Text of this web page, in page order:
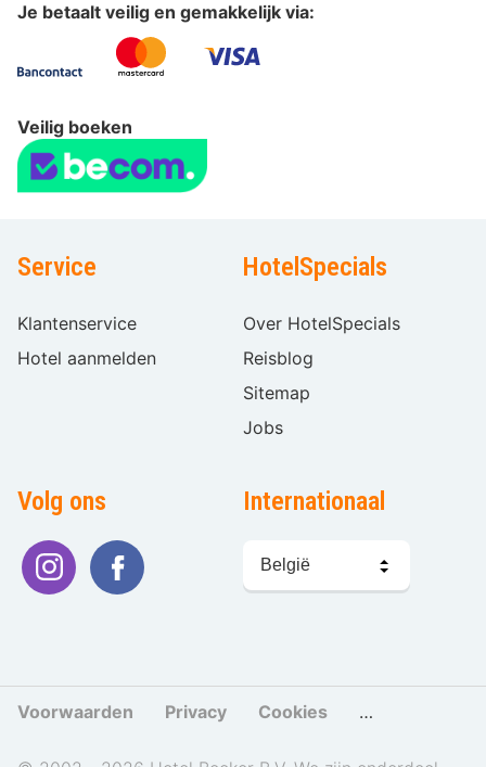
Je betaalt veilig en gemakkelijk via:
Veilig boeken
Service
Klantenservice
Hotel aanmelden
HotelSpecials
Over HotelSpecials
Reisblog
Sitemap
Jobs
Volg ons Internationaal
kiezen
Voorwaarden Privacy Cookies Cookies